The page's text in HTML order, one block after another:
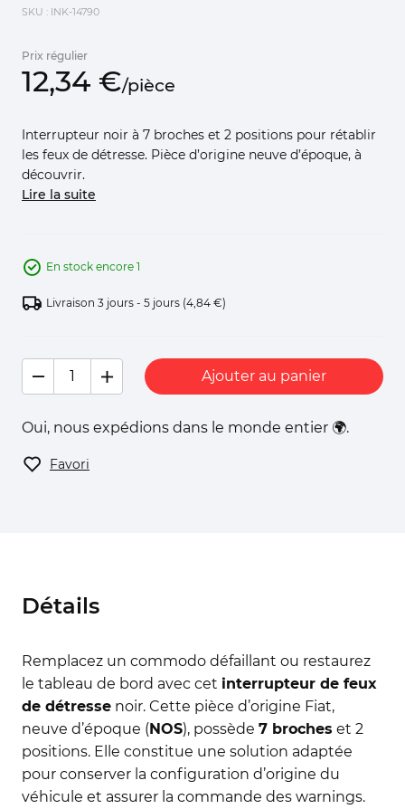
SKU : INK-14790
Prix régulier
12,34 €/pièce
Interrupteur noir à 7 broches et 2 positions pour rétablir
les feux de détresse. Pièce d’origine neuve d’époque, à
découvrir.
Lire la suite
En stock encore 1
Livraison 3 jours - 5 jours (4,84 €)
Ajouter au panier
Oui, nous expédions dans le monde entier 🌍.
Favori
Détails
Remplacez un commodo défaillant ou restaurez
le tableau de bord avec cet interrupteur de feux
de détresse noir. Cette pièce d’origine Fiat,
neuve d’époque (NOS), possède 7 broches et 2
positions. Elle constitue une solution adaptée
pour conserver la configuration d’origine du
véhicule et assurer la commande des warnings.